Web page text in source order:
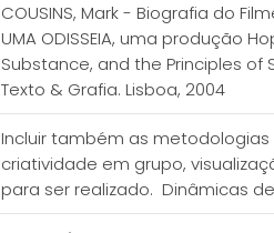
COUSINS, Mark - Biografia do
UMA ODISSEIA, uma produção
Substance, and the Principles of
Texto & Grafia. Lisboa, 2004
Incluir também as
criatividade em grupo,
para ser realizado. Dinâmicas